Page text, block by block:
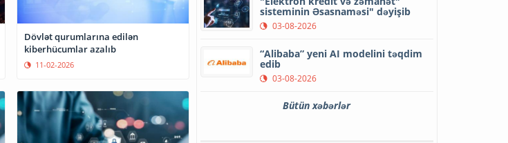
Dövlət qurumlarına edilən
kiberhücumlar azalıb
11-02-2026
sisteminin Əsasnaməsi" dəyişib
03-08-2026
“Alibaba” yeni AI modelini təqdim
edib
03-08-2026
Bütün xəbərlər